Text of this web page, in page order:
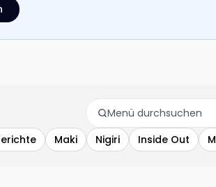
Maki Nigiri Inside Out